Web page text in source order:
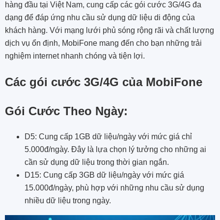
hàng đầu tại Việt Nam, cung cấp các gói cước 3G/4G đa
dạng để đáp ứng nhu cầu sử dụng dữ liệu di động của
khách hàng. Với mạng lưới phủ sóng rộng rãi và chất lượng
dịch vụ ổn định, MobiFone mang đến cho bạn những trải
nghiệm internet nhanh chóng và tiện lợi.
Các gói cước 3G/4G của MobiFone
Gói Cước Theo Ngày:
D5: Cung cấp 1GB dữ liệu/ngày với mức giá chỉ
5.000đ/ngày. Đây là lựa chọn lý tưởng cho những ai
cần sử dụng dữ liệu trong thời gian ngắn.
D15: Cung cấp 3GB dữ liệu/ngày với mức giá
15.000đ/ngày, phù hợp với những nhu cầu sử dụng
nhiều dữ liệu trong ngày.